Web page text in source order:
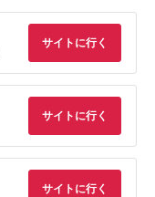
サイトに行く
サイトに行く
サイトに行く